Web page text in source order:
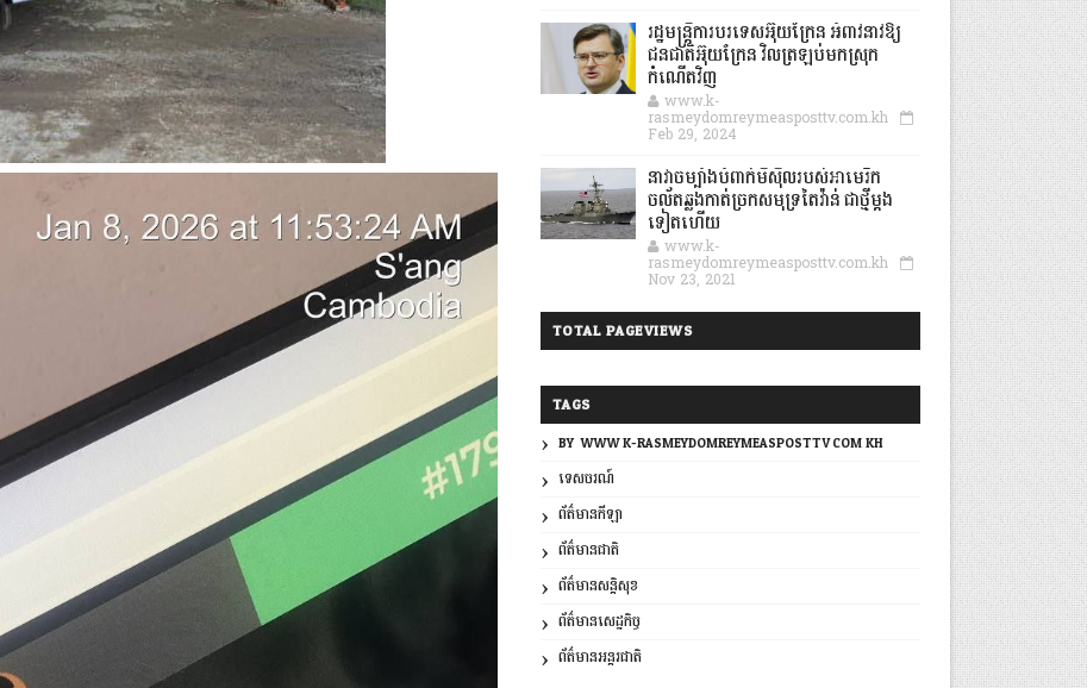
រដ្ឋមន្ត្រីការបរទេសអ៊ុយក្រែន អំពាវនាវឱ្យ
ជនជាតិអ៊ុយក្រែន វិលត្រឡប់មកស្រុក
កំណើតវិញ
www.k-
rasmeydomreymeasposttv.com.kh
Feb 29, 2024
នាវាចម្បាំងបំពាក់មីស៊ីលរបស់អាមេរិក
ចល័តឆ្លងកាត់ច្រកសមុទ្រតៃវ៉ាន់ ជាថ្មីម្តង
ទៀតហើយ
www.k-
rasmeydomreymeasposttv.com.kh
Nov 23, 2021
TOTAL PAGEVIEWS
TAGS
BY: WWW.K-RASMEYDOMREYMEASPOSTTV.COM.KH
ទេសចរណ៍
ព័ត៌មានកីឡា
ព័ត៌មានជាតិ
ព័ត៌មានសន្តិសុខ
ព័ត៌មានសេដ្ឋកិច្ច
ព័ត៌មានអន្តរជាតិ